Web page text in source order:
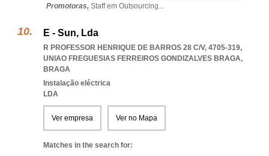
Promotoras, Staff em Outsourcing...
E - Sun, Lda
R PROFESSOR HENRIQUE DE BARROS 28 C/V, 4705-319,
UNIAO FREGUESIAS FERREIROS GONDIZALVES BRAGA,
BRAGA
Instalação eléctrica
LDA
Ver empresa Ver no Mapa
Matches in the search for: